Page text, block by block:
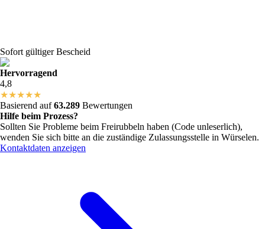
Sofort gültiger Bescheid
Hervorragend
4,8
★★★★★
Basierend auf63.289 Bewertungen
Hilfe beim Prozess?
Sollten Sie Probleme beim Freirubbeln haben (Code unleserlich),
wenden Sie sich bitte an die zuständige Zulassungsstelle in Würselen.
Kontaktdaten anzeigen